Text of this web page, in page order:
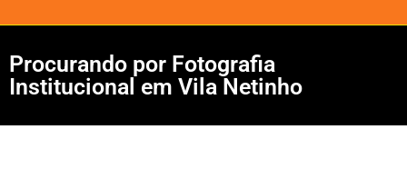
Procurando por Fotografia
Institucional em Vila Netinho